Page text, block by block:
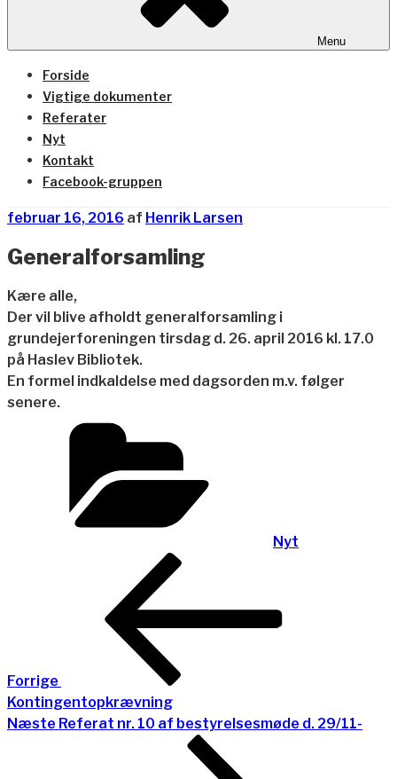
Menu
Forside
Vigtige dokumenter
Referater
Nyt
Kontakt
Facebook-gruppen
Udgivet
februar 16, 2016 af Henrik Larsen
Generalforsamling
Kære alle,
Der vil blive afholdt generalforsamling i
grundejerforeningen tirsdag d. 26. april 2016 kl. 17.0
på Haslev Bibliotek.
En formel indkaldelse med dagsorden m.v. følger
senere.
Nyt
Indlægsnavigation
Forrige
Kontingentopkrævning
Næste
Næste Referat nr. 10 af bestyrelsesmøde d. 29/11-